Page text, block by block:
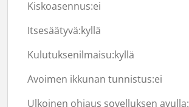
Kiskoasennus:ei
Itsesäätyvä:kyllä
Kulutuksenilmaisu:kyllä
Avoimen ikkunan tunnistus:ei
Ulkoinen ohjaus sovelluksen avulla: